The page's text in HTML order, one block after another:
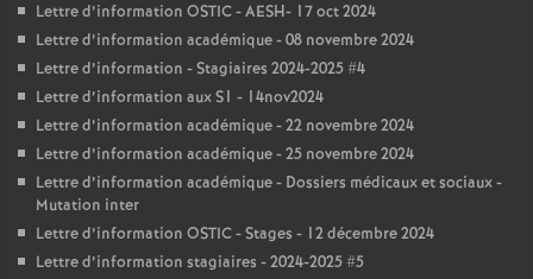
Lettre d’information OSTIC - AESH- 17 oct 2024
Lettre d’information académique - 08 novembre 2024
Lettre d’information - Stagiaires 2024-2025 #4
Lettre d’information aux S1 - 14nov2024
Lettre d’information académique - 22 novembre 2024
Lettre d’information académique - 25 novembre 2024
Lettre d’information académique - Dossiers médicaux et sociaux -
Mutation inter
Lettre d’information OSTIC - Stages - 12 décembre 2024
Lettre d’information stagiaires - 2024-2025 #5